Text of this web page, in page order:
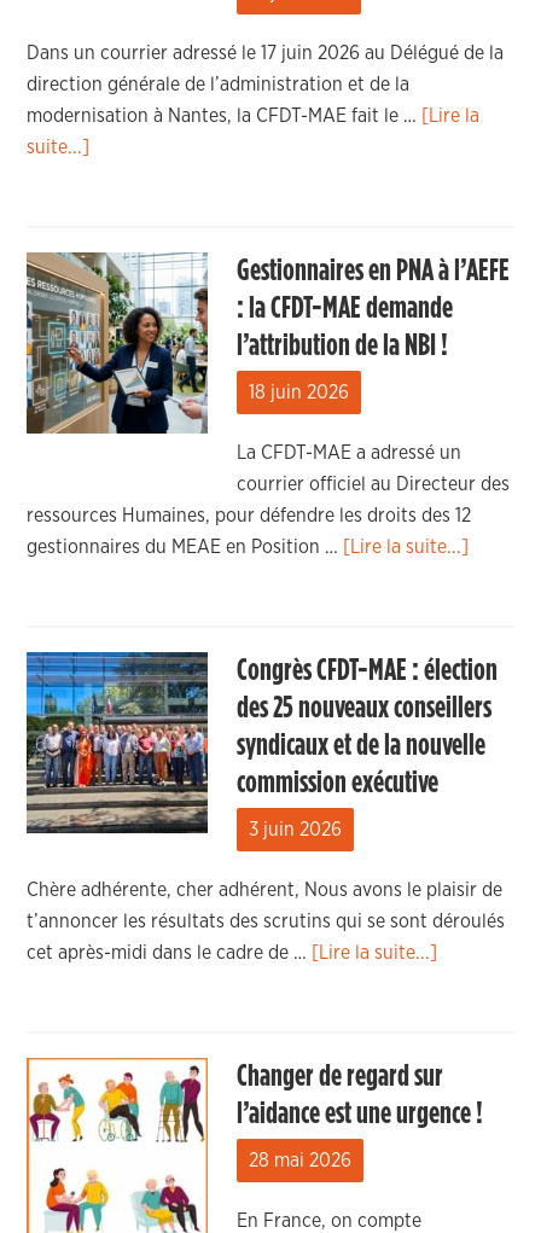
Dans un courrier adressé le 17 juin 2026 au Délégué de la
direction générale de l’administration et de la
modernisation à Nantes, la CFDT-MAE fait le …
[Lire la
suite...]
Gestionnaires en PNA à l’AEFE
: la CFDT-MAE demande
l’attribution de la NBI !
18 juin 2026
La CFDT-MAE a adressé un
courrier officiel au Directeur des
ressources Humaines, pour défendre les droits des 12
gestionnaires du MEAE en Position …
[Lire la suite...]
Congrès CFDT-MAE : élection
des 25 nouveaux conseillers
syndicaux et de la nouvelle
commission exécutive
3 juin 2026
Chère adhérente, cher adhérent, Nous avons le plaisir de
t’annoncer les résultats des scrutins qui se sont déroulés
cet après-midi dans le cadre de …
[Lire la suite...]
Changer de regard sur
l’aidance est une urgence !
28 mai 2026
En France, on compte